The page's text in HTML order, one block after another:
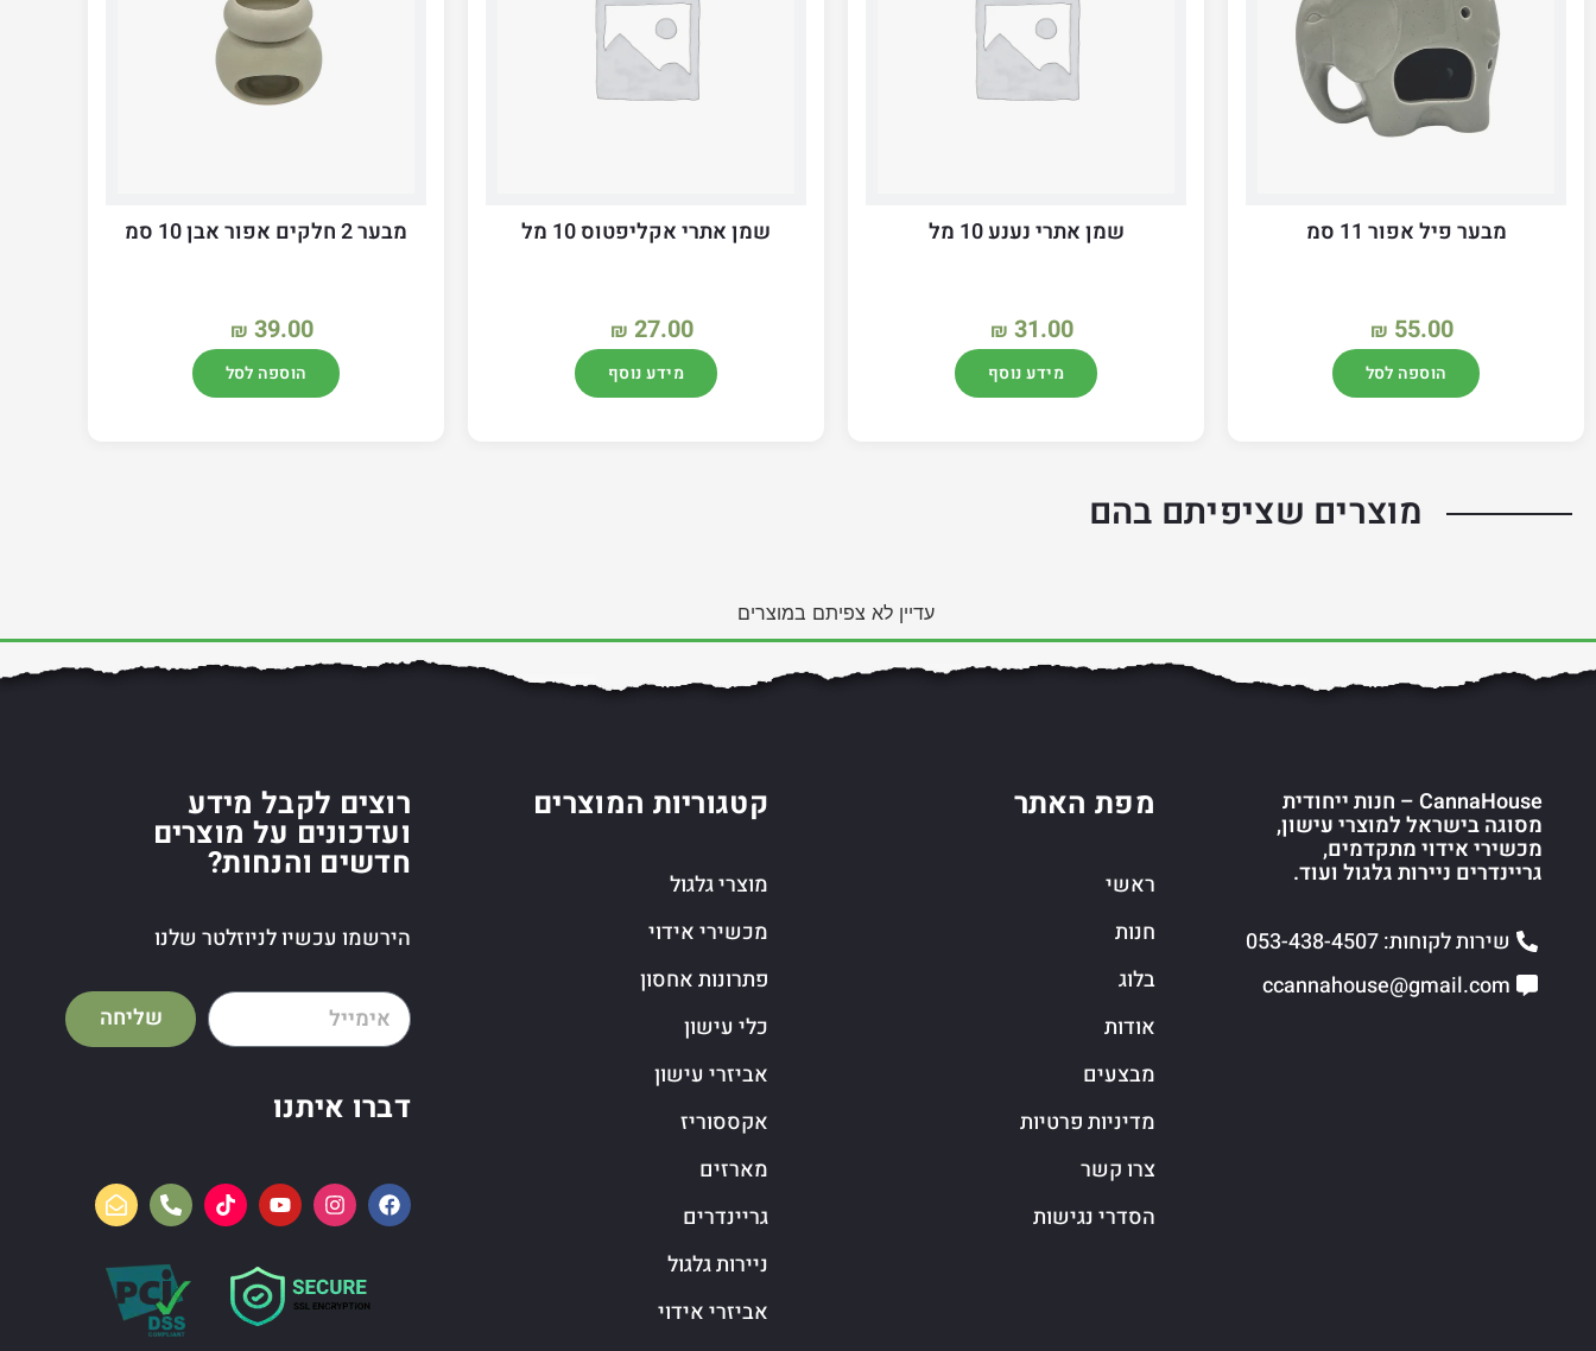
מבער פיל אפור 11 סמ
₪ 55.00
הוספה לסל
שמן אתרי נענע 10 מל
₪ 31.00
מידע נוסף
שמן אתרי אקליפטוס 10 מל
₪ 27.00
מידע נוסף
מבער 2 חלקים אפור אבן 10 סמ
₪ 39.00
הוספה לסל
מוצרים שציפיתם בהם
עדיין לא צפיתם במוצרים
CannaHouse – חנות ייחודית
מסוגה בישראל למוצרי עישון,
מכשירי אידוי מתקדמים,
גריינדרים ניירות גלגול ועוד.
שירות לקוחות: 053-438-4507
ccannahouse@gmail.com
מפת האתר
ראשי
חנות
בלוג
אודות
מבצעים
מדיניות פרטיות
צרו קשר
הסדרי נגישות
קטגוריות המוצרים
מוצרי גלגול
מכשירי אידוי
פתרונות אחסון
כלי עישון
אביזרי עישון
אקססוריז
מארזים
גריינדרים
ניירות גלגול
אביזרי אידוי
רוצים לקבל מידע
ועדכונים על מוצרים
חדשים והנחות?
הירשמו עכשיו לניוזלטר שלנו
שליחה
דברו איתנו